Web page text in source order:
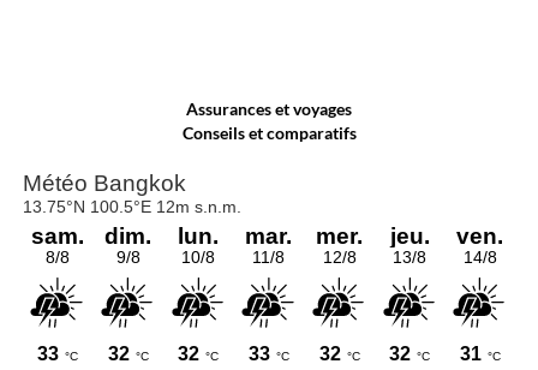
Assurances et voyages
Conseils et comparatifs